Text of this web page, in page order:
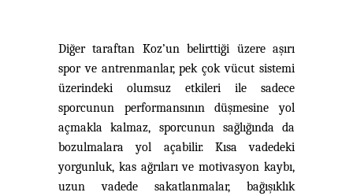
Diğer taraftan Koz’un belirttiği üzere aşırı
spor ve antrenmanlar, pek çok vücut sistemi
üzerindeki olumsuz etkileri ile sadece
sporcunun performansının düşmesine yol
açmakla kalmaz, sporcunun sağlığında da
bozulmalara yol açabilir. Kısa vadedeki
yorgunluk, kas ağrıları ve motivasyon kaybı,
uzun vadede sakatlanmalar, bağışıklık